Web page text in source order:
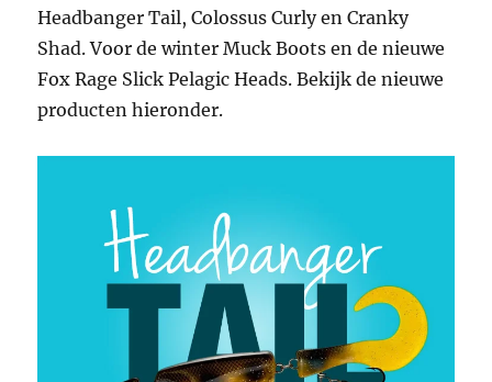
Headbanger Tail, Colossus Curly en Cranky
Shad. Voor de winter Muck Boots en de nieuwe
Fox Rage Slick Pelagic Heads. Bekijk de nieuwe
producten hieronder.